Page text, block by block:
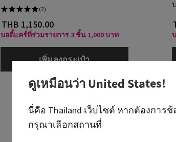
(2)
THB 1,150.00
บอดี้แคร์ที่ร่วมรายการ 3 ชิ้น 1,000 บาท
เพิ่มลงกระเป๋า
ดูเหมือนว่าUnited States!
นี่คือ Thailand เว็บไซต์ หากต้องการ
กรุณาเลือกสถานที่